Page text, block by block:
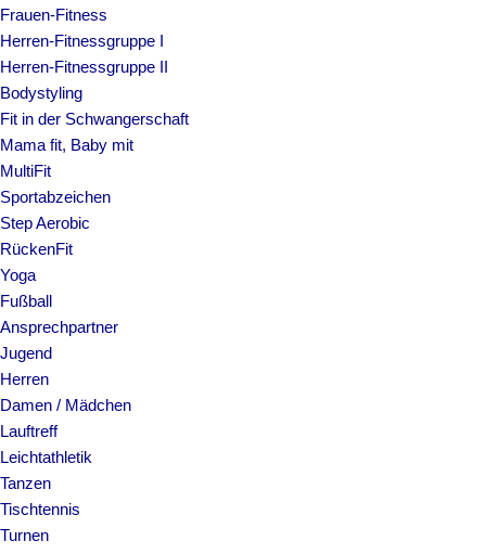
Frauen-Fitness
Herren-Fitnessgruppe I
Herren-Fitnessgruppe II
Bodystyling
Fit in der Schwangerschaft
Mama fit, Baby mit
MultiFit
Sportabzeichen
Step Aerobic
RückenFit
Yoga
Fußball
Ansprechpartner
Jugend
Herren
Damen / Mädchen
Lauftreff
Leichtathletik
Tanzen
Tischtennis
Turnen